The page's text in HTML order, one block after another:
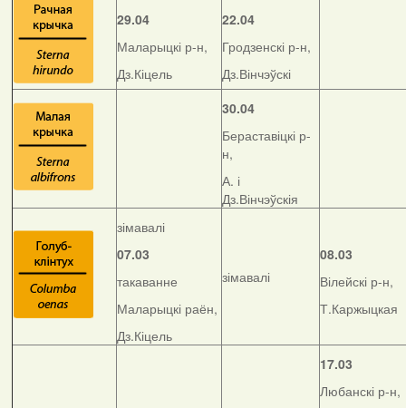
29.04
Маларыцкі р-н,
Дз.Кіцель
22.04
Гродзенскі р-н,
Дз.Вінчэўскі
30.04
Бераставіцкі р-
н,
А. і
Дз.Вінчэўскія
зімавалі
07.03
такаванне
Маларыцкі раён,
Дз.Кіцель
зімавалі
08.03
Вілейскі р-н,
Т.Каржыцкая
17.03
Любанскі р-н,